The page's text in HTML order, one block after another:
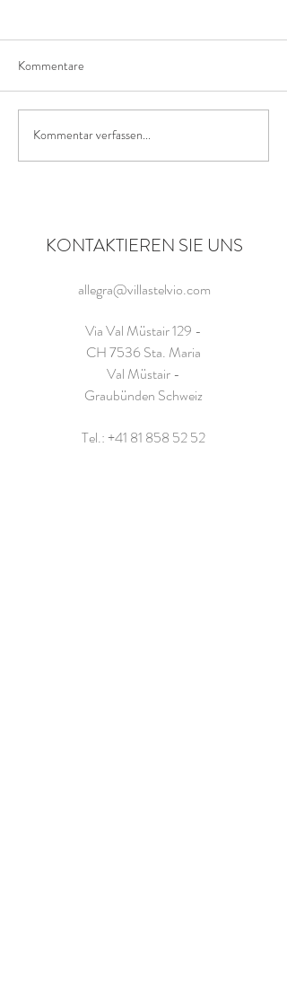
gut gestartet und gespendet...
Kommentare
Kommentar verfassen...
KONTAKTIEREN SIE UNS
allegra@villastelvio.com
Via Val Müstair 129 -
CH 7536 Sta. Maria
Val Müstair -
Graubünden Schweiz
Tel.:+41 81 858 52 52